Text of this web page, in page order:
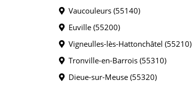
Vaucouleurs (55140)
Euville (55200)
Vigneulles-lès-Hattonchâtel (55210)
Tronville-en-Barrois (55310)
Dieue-sur-Meuse (55320)